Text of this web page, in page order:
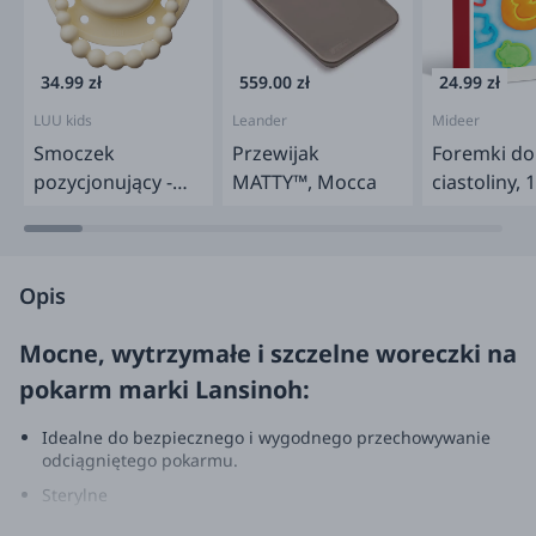
34.99 zł
LUU kids
Smoczek
pozycjonujący -
559.00 zł
Leander
Przewijak
MATTY™, Mocca
24.99 zł
Mideer
Foremki do
ciastoliny,
Opis
Mocne, wytrzymałe i szczelne woreczki na
pokarm marki Lansinoh:
Idealne do bezpiecznego i wygodnego przechowywanie
odciągniętego pokarmu.
Sterylne